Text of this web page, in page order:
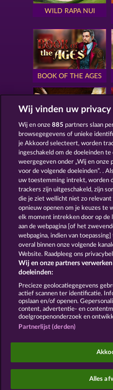
WILD RAPA NUI
BOOK OF THE AGES
SIMPLY THE BEST
GOLDEN EI OF
MOORHUHN
Toon alle
Algemene
Colofon Bedrijf
Sociale casino games
entertainment en
gokken
©2026 Whow
Wij vinden uw
Wij en onze885 partners slaan
browsegegevens of unieke
je Akkoord selecteert, worden
ingeschakeld om de doeleinden
weergegeven onder „Wij en
voor de volgende doeleinden”. .
uw toestemming intrekt, worden
trackers zijn uitgeschakeld, zijn
die je ziet wellicht niet zo
opnieuw openen om je keuzes te
elk moment intrekken door op de
aan de webpagina [of het
webpagina, indien van
overal binnen onze volgende
Website. Raadpleeg ons
Wij en onze partners
doeleinden:
Precieze geolocatiegegevens
actief scannen ter identificatie.
opslaan en/of openen.
content, advertentie- en
doelgroepenonderzoek en
Partnerlijst (derden)
Alles